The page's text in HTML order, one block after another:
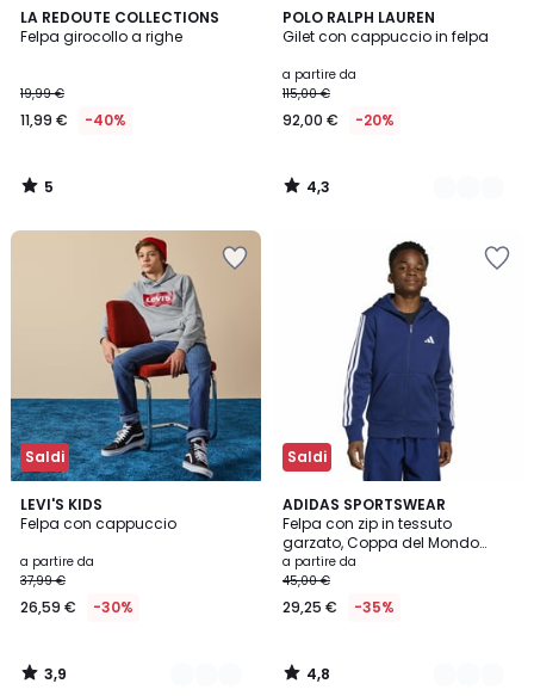
LA REDOUTE COLLECTIONS
Felpa girocollo a righe
19,99 €
11,99 € -40%
5
/
5
/
POLO RALPH LAUREN
Gilet con cappuccio in felpa
a partire da
115,00 €
92,00 € -20%
4,3
/ 5
2
Colori
4,3
/
Saldi
LEVI'S KIDS
Felpa con cappuccio
a partire da
37,99 €
26,59 € -30%
3,9
/ 5
2
Colori
3,9
/
Saldi
ADIDAS SPORTSWEAR
Felpa con zip in tessuto
garzato, Coppa del Mondo
2026
a partire da
45,00 €
29,25 € -35%
4,8
/ 5
2
Colori
4,8
/